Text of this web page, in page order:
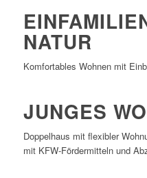
NATUR
Komfortables Wohnen mit
JUNGES
Doppelhaus mit flexibler
mit KFW-Fördermitteln und